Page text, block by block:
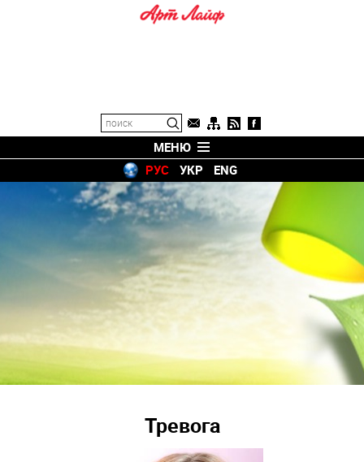
МЕНЮ
РУС
УКР ENG
Тревога